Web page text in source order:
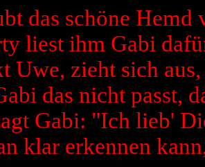
das schöne
liest ihm Gabi
Uwe, zieht sich
das nicht passt,
Gabi: "Ich lieb'
klar erkennen